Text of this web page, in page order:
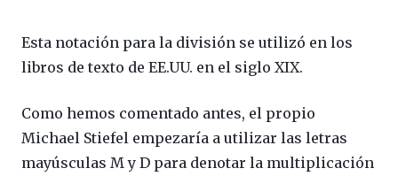
Esta notación para la división se utilizó en los
libros de texto de EE.UU. en el siglo XIX.
Como hemos comentado antes, el propio
Michael Stiefel empezaría a utilizar las letras
mayúsculas M y D para denotar la multiplicación